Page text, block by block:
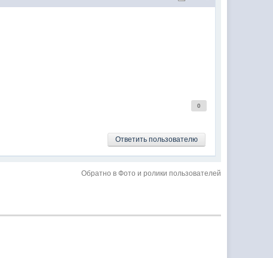
0
Ответить пользователю
Обратно в Фото и ролики пользователей